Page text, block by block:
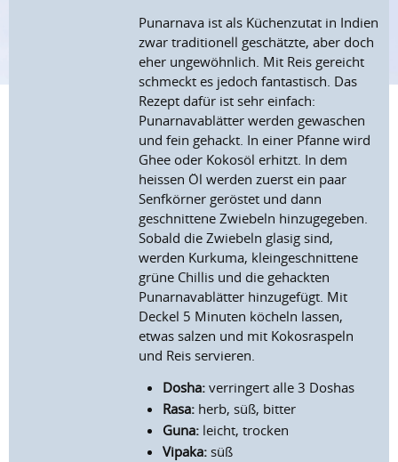
Punarnava ist als Küchenzutat in Indien
zwar traditionell geschätzte, aber doch
eher ungewöhnlich. Mit Reis gereicht
schmeckt es jedoch fantastisch. Das
Rezept dafür ist sehr einfach:
Punarnavablätter werden gewaschen
und fein gehackt. In einer Pfanne wird
Ghee oder Kokosöl erhitzt. In dem
heissen Öl werden zuerst ein paar
Senfkörner geröstet und dann
geschnittene Zwiebeln hinzugegeben.
Sobald die Zwiebeln glasig sind,
werden Kurkuma, kleingeschnittene
grüne Chillis und die gehackten
Punarnavablätter hinzugefügt. Mit
Deckel 5 Minuten köcheln lassen,
etwas salzen und mit Kokosraspeln
und Reis servieren.
Dosha: verringert alle 3 Doshas
Rasa: herb, süß, bitter
Guna: leicht, trocken
Vipaka: süß